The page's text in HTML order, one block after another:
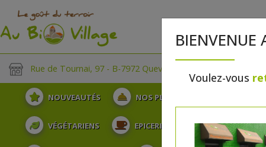
Rue de Tournai, 97 - B-7972 Quevaucamps
NOUVEAUTÉS NOS PLATEAUX
VÉGÉTARIENS EPICERIE PLATS TRAITEUR
BIENVENUE
Voulez-vous